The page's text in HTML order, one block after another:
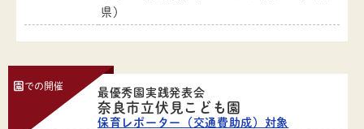
県）
園での開催
最優秀園実践発表会
奈良市立伏見こども園
保育レポーター（交通費助成）対象